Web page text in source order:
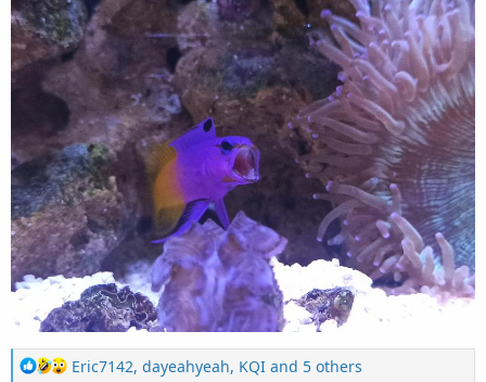
R
Eric7142, dayeahyeah, KQI and 5 others